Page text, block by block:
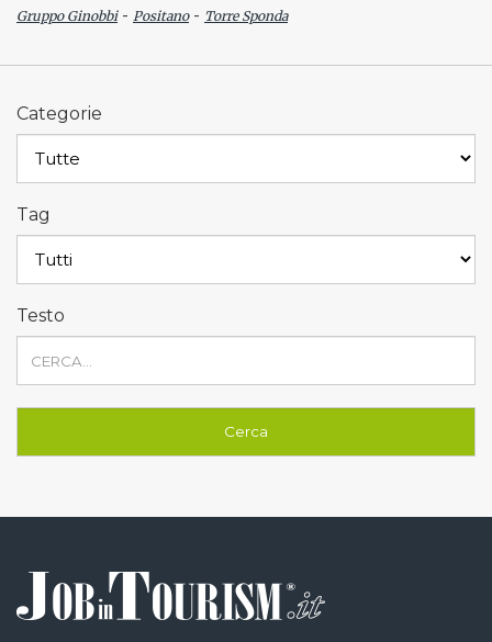
Gruppo Ginobbi- Positano- Torre Sponda
Categorie
Tag
Testo